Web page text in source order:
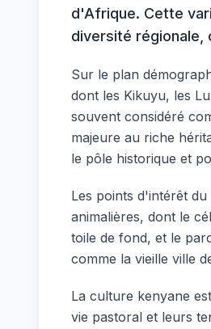
d'Afrique. Cette
diversité régionale,
Sur le plan
dont les Kikuyu, les
souvent considéré
majeure au riche
le pôle historique et
Les points d'intérêt
animalières, dont le
toile de fond, et le
comme la vieille ville
La culture kenyane
vie pastoral et leurs